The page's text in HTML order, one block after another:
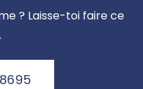
? Laisse-toi faire ce